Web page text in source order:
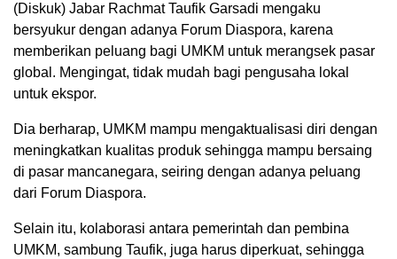
(Diskuk) Jabar Rachmat Taufik Garsadi mengaku
bersyukur dengan adanya Forum Diaspora, karena
memberikan peluang bagi UMKM untuk merangsek pasar
global. Mengingat, tidak mudah bagi pengusaha lokal
untuk ekspor.
Dia berharap, UMKM mampu mengaktualisasi diri dengan
meningkatkan kualitas produk sehingga mampu bersaing
di pasar mancanegara, seiring dengan adanya peluang
dari Forum Diaspora.
Selain itu, kolaborasi antara pemerintah dan pembina
UMKM, sambung Taufik, juga harus diperkuat, sehingga